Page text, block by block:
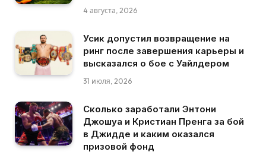
4 августа, 2026
Усик допустил возвращение на
ринг после завершения карьеры и
высказался о бое с Уайлдером
31 июля, 2026
Сколько заработали Энтони
Джошуа и Кристиан Пренга за бой
в Джидде и каким оказался
призовой фонд